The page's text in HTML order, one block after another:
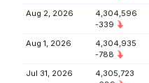
Aug 2, 2026
4,304,596
-339
Aug 1, 2026
4,304,935
-788
Jul 31, 2026
4,305,723